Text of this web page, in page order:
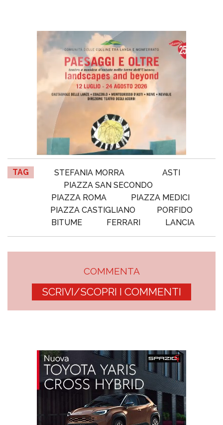
TAG STEFANIA MORRA
ASTI
PIAZZA SAN SECONDO
PIAZZA ROMA
PIAZZA MEDICI
PIAZZA CASTIGLIANO
PORFIDO
BITUME
FERRARI LANCIA
COMMENTA
SCRIVI/SCOPRI I COMMENTI